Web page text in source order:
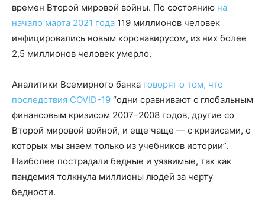
времен Второй мировой войны. По состоянию на
начало марта 2021 года 119 миллионов человек
инфицировались новым коронавирусом, из них более
2,5 миллионов человек умерло.
Аналитики Всемирного банка говорят о том, что
последствия COVID-19 “одни сравнивают с глобальным
финансовым кризисом 2007–2008 годов, другие со
Второй мировой войной, и еще чаще — с кризисами, о
которых мы знаем только из учебников истории”.
Наиболее пострадали бедные и уязвимые, так как
пандемия толкнула миллионы людей за черту
бедности.